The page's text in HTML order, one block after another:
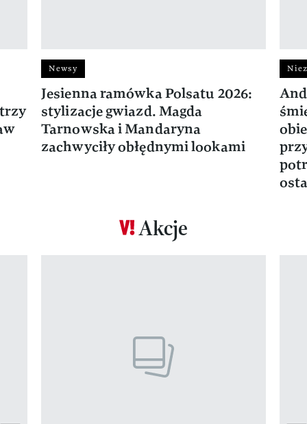
Newsy
Jesienna ramówka Polsatu 2026:
stylizacje gwiazd. Magda
Tarnowska i Mandaryna
zachwyciły obłędnymi lookami
Akcje